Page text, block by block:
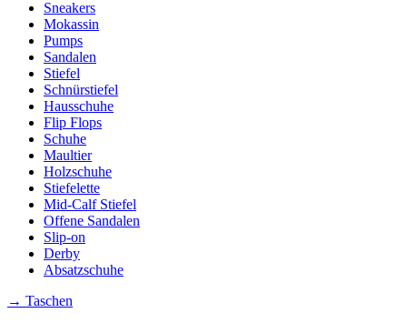
Sneakers
Mokassin
Pumps
Sandalen
Stiefel
Schnürstiefel
Hausschuhe
Flip Flops
Schuhe
Maultier
Holzschuhe
Stiefelette
Mid-Calf Stiefel
Offene Sandalen
Slip-on
Derby
Absatzschuhe
→ Taschen